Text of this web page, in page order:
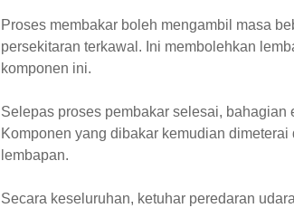
Proses membakar boleh mengambil masa
persekitaran terkawal. Ini membolehkan
komponen ini.
Selepas proses pembakar selesai,
Komponen yang dibakar kemudian
lembapan.
Secara keseluruhan, ketuhar peredaran